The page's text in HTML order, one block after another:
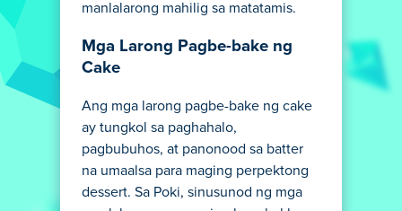
manlalarong mahilig sa matatamis.
Mga Larong Pagbe-bake ng
Cake
Ang mga larong pagbe-bake ng cake
ay tungkol sa paghahalo,
pagbubuhos, at panonood sa batter
na umaalsa para maging perpektong
dessert. Sa Poki, sinusunod ng mga